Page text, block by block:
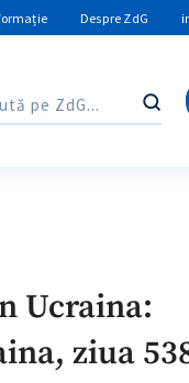
Despre ZdG
Ucraina:
ziua